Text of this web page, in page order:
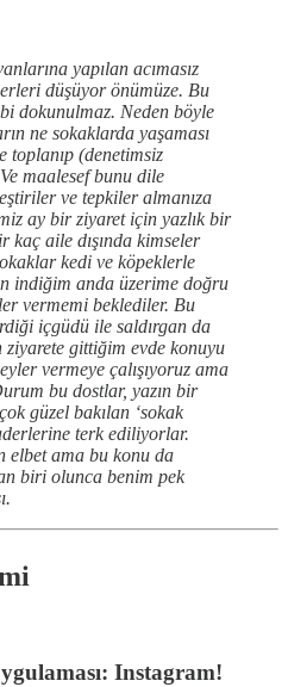
yapılan acımasız
düşüyor önümüze. Bu
dokunulmaz. Neden böyle
ne sokaklarda yaşaması
toplanıp (denetimsiz
maalesef bunu dile
ve tepkiler almanıza
ay bir ziyaret için yazlık bir
aile dışında kimseler
kedi ve köpeklerle
indiğim anda üzerime doğru
vermemi beklediler. Bu
içgüdü ile saldırgan da
gittiğim evde konuyu
vermeye çalışıyoruz ama
bu dostlar, yazın bir
güzel bakılan ‘sokak
terk ediliyorlar.
elbet ama bu konu da
biri olunca benim pek
Instagram!